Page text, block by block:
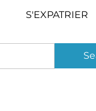
S'EXPATRIER